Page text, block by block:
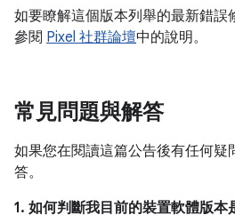
如要瞭解這個版本列舉的最新錯誤
參閱 Pixel 社群論壇中的說明。
常見問題與解答
如果您在閱讀這篇公告後有任何疑
答。
1. 如何判斷我目前的裝置軟體版本